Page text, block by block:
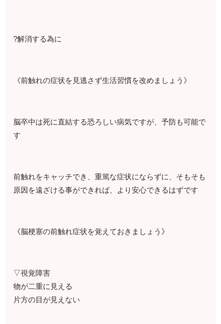
?解消する為に
《前触れの症状を見逃さず生活習慣を改めましょう》
脳卒中は死に直結する恐ろしい病気ですが、予防も可能で
す
前触れをキャッチでき、重篤な症状にならずに、そもそも
原因を遠ざける事ができれば、より安心できるはずです
《脳梗塞の前触れ症状を覚えておきましょう》
▽視覚障害
物が二重に見える
片方の目が見えない